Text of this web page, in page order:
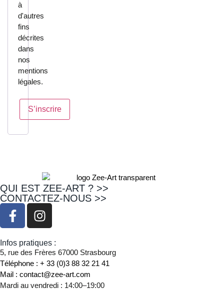
à
d'autres
fins
décrites
dans
nos
mentions
légales.
S’inscrire
QUI EST ZEE-ART ? >>
CONTACTEZ-NOUS >>
Infos pratiques :
5, rue des Frères 67000 Strasbourg
Téléphone : + 33 (0)3 88 32 21 41
Mail : contact@zee-art.com
Mardi au vendredi : 14:00–19:00